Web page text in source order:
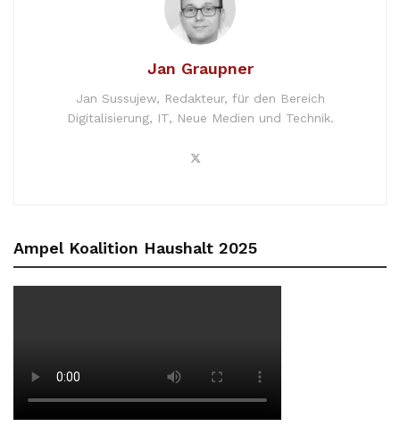
Jan Graupner
Jan Sussujew, Redakteur, für den Bereich
Digitalisierung, IT, Neue Medien und Technik.
Ampel Koalition Haushalt 2025